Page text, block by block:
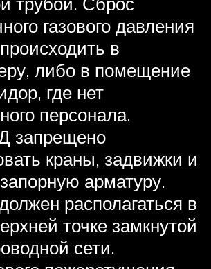
газового давления
в
либо в помещение
где нет
персонала.
запрещено
краны, задвижки и
арматуру.
располагаться в
точке замкнутой
сети.